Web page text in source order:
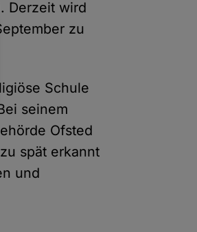
Derzeit wird
zu
Schule
seinem
Ofsted
spät erkannt
und